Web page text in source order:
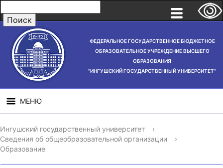
ФЕДЕРАЛЬНОЕ ГОСУДАРСТВЕННОЕ БЮДЖЕТНОЕ
ОБРАЗОВАТЕЛЬНОЕ УЧРЕЖДЕНИЕ ВЫСШЕГО
ОБРАЗОВАНИЯ
"ИНГУШСКИЙ ГОСУДАРСТВЕННЫЙ УНИВЕРСИТЕТ"
МЕНЮ
СВЕДЕНИЯ ОБ
ОБРАЗОВАТЕЛЬНОЙ
ОРГАНИЗАЦИИ
НАУЧНАЯ
ДЕЯТЕЛЬНОСТЬ
Ингушский государственный университет
›
Сведения об общеобразовательной организации
›
Образование